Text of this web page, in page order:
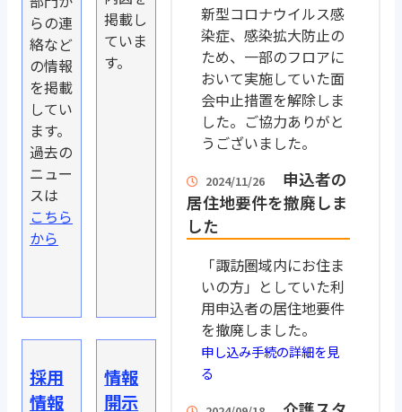
らの連
絡など
の情報
を掲載
してい
ます。
過去の
ニュー
スは
こちら
から
掲載し
ていま
す。
採用
情報
情報
開示
新型コロナウイルス感
染症、感染拡大防止の
ため、一部のフロアに
おいて実施していた面
会中止措置を解除しま
した。ご協力ありがと
うございました。
2024/11/26
申込者の
居住地要件を撤廃しま
した
「諏訪圏域内にお住ま
いの方」としていた利
用申込者の居住地要件
を撤廃しました。
申し込み手続の詳細を見
る